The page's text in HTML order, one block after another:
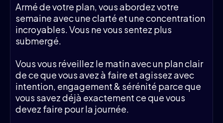
Armé de votre plan, vous abordez votre
semaine avec une clarté et une concentration
incroyables. Vous ne vous sentez plus
submergé.
Vous vous réveillez le matin avec un plan clair
de ce que vous avez à faire et agissez avec
intention, engagement & sérénité parce que
vous savez déjà exactement ce que vous
devez faire pour la journée.